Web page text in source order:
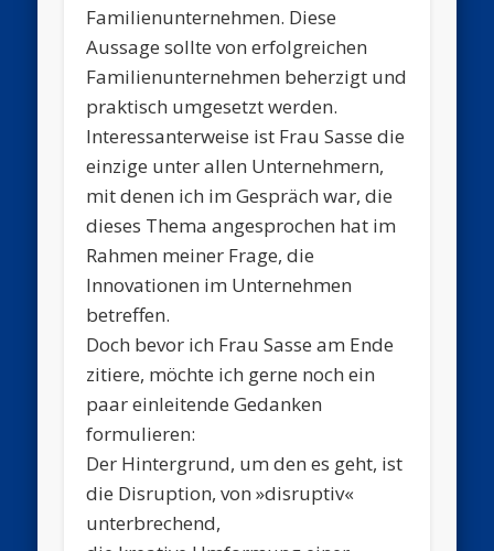
Familienunternehmen. Diese
Aussage sollte von erfolgreichen
Familienunternehmen beherzigt und
praktisch umgesetzt werden.
Interessanterweise ist Frau Sasse die
einzige unter allen Unternehmern,
mit denen ich im Gespräch war, die
dieses Thema angesprochen hat im
Rahmen meiner Frage, die
Innovationen im Unternehmen
betreffen.
Doch bevor ich Frau Sasse am Ende
zitiere, möchte ich gerne noch ein
paar einleitende Gedanken
formulieren:
Der Hintergrund, um den es geht, ist
die Disruption, von »disruptiv«
unterbrechend,